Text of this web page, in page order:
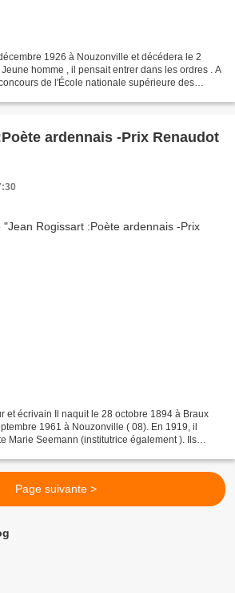
1926 à Nouzonville et décédera le 2
homme , il pensait entrer dans les ordres . A
de l'École nationale supérieure des
ardennais -Prix Renaudot
et écrivain Il naquit le 28 octobre 1894 à Braux
1961 à Nouzonville ( 08). En 1919, il
Marie Seemann (institutrice également ). Ils
Page suivante >